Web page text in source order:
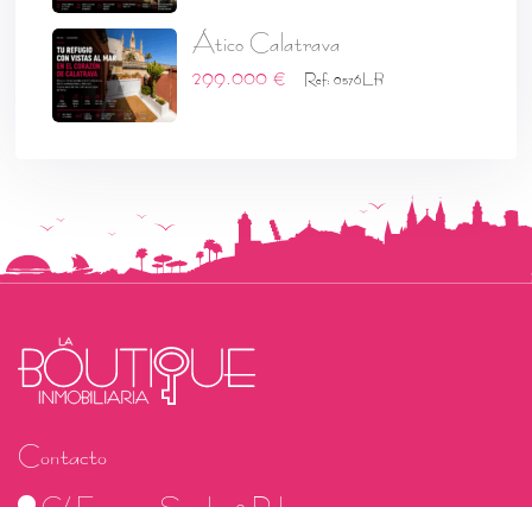
Ático Calatrava
299.000 €
Ref: 0576LB
Contacto